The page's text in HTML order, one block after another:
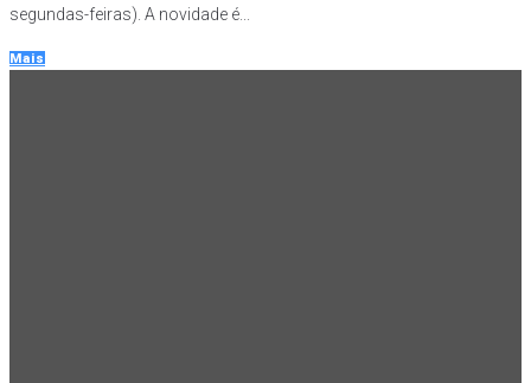
segundas-feiras). A novidade é...
Mais